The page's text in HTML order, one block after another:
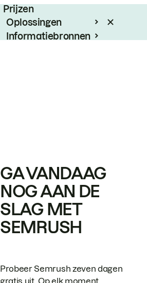
Prijzen
Oplossingen
Informatiebronnen
GA VANDAAG
NOG AAN DE
SLAG MET
SEMRUSH
Probeer Semrush zeven dagen
gratis uit. Op elk moment